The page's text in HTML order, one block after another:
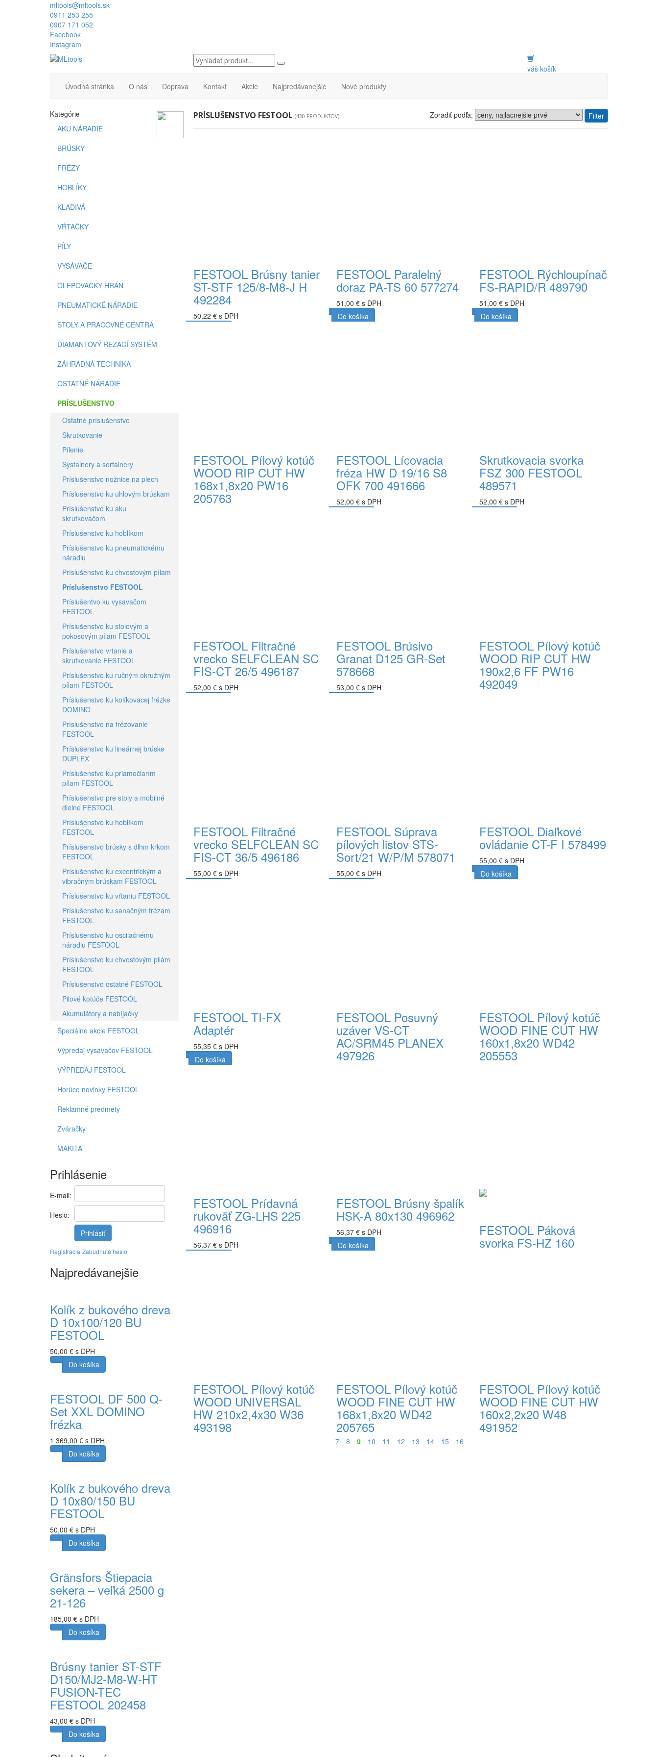
mltools@mltools.sk
0911 253 255
0907 171 052
Facebook
Instagram
váš košík
Úvodná stránka
O nás Doprava Kontakt Nové produkty
Najpredávanejšie
Akcie
Kategórie
AKU NÁRADIE
BRÚSKY
FRÉZY
HOBLÍKY
KLADIVÁ
VŔTAČKY
PÍLY
VYSÁVAČE
OLEPOVAČKY HRÁN
PNEUMATICKÉ NÁRADIE
STOLY A PRACOVNÉ CENTRÁ
DIAMANTOVÝ REZACÍ SYSTÉM
ZÁHRADNÁ TECHNIKA
OSTATNÉ NÁRADIE
PRÍSLUŠENSTVO
Ostatné príslušenstvo
Skrutkovanie
Pílenie
Systainery a sortainery
Príslušenstvo nožnice na plech
Príslušenstvo ku uhlovým brúskam
Príslušenstvo ku aku
skrutkovačom
Príslušenstvo ku hoblíkom
Príslušenstvo ku pneumatickému
náradiu
Príslušenstvo ku chvostovým pílam
Príslušenstvo FESTOOL
Príslušentvo ku vysavačom
FESTOOL
Príslušenstvo ku stolovým a
pokosovým pílam FESTOOL
Príslušenstvo vrtanie a
skrutkovanie FESTOOL
Príslušenstvo ku ručným okružným
pílam FESTOOL
Príslušenstvo ku kolíkovacej frézke
DOMINO
Príslušenstvo na frézovanie
FESTOOL
Príslušenstvo ku lineárnej brúske
DUPLEX
Príslušenstvo ku priamočiarím
pílam FESTOOL
Príslušenstvo pre stoly a mobilné
dielne FESTOOL
Príslušenstvo ku hoblíkom
FESTOOL
Príslušenstvo brúsky s dlhm krkom
FESTOOL
Príslušenstvo ku excentrickým a
vibračným brúskam FESTOOL
Príslušenstvo ku vŕtaniu FESTOOL
Príslušenstvo ku sanačným frézam
FESTOOL
Príslušenstvo ku oscilačnému
náradiu FESTOOL
Príslušenstvo ku chvostovým pilám
FESTOOL
Príslušenstvo ostatné FESTOOL
Pilové kotúče FESTOOL
Akumulátory a nabíjačky
Špeciálne akcie FESTOOL
Výpredaj vysavačov FESTOOL
VÝPREDAJ FESTOOL
Horúce novinky FESTOOL
Reklamné predmety
Zváračky
MAKITA
Prihlásenie
E-mail:
Heslo:
Prihlásiť
Registrácia Zabudnuté heslo
Najpredávanejšie
Kolík z bukového dreva
D 10x100/120 BU
FESTOOL
50,00 € s DPH
Do košíka
FESTOOL DF 500 Q-
Set XXL DOMINO
frézka
1 369,00 € s DPH
Do košíka
Kolík z bukového dreva
D 10x80/150 BU
FESTOOL
50,00 € s DPH
Do košíka
Gränsfors Štiepacia
sekera – veľká 2500 g
21-126
185,00 € s DPH
Do košíka
Brúsny tanier ST-STF
D150/MJ2-M8-W-HT
FUSION-TEC
FESTOOL 202458
43,00 € s DPH
Do košíka
PRÍSLUŠENSTVO FESTOOL (430 PRODUKTOV) Filter
Zoradiť podľa:
FESTOOL Brúsny tanier
ST-STF 125/8-M8-J H
492284
50,22 € s DPH
FESTOOL Paralelný
doraz PA-TS 60 577274
51,00 € s DPH
Do košíka
FESTOOL Rýchloupínač
FS-RAPID/R 489790
51,00 € s DPH
Do košíka
FESTOOL Pílový kotúč
WOOD RIP CUT HW
168x1,8x20 PW16
205763
FESTOOL Lícovacia
fréza HW D 19/16 S8
OFK 700 491666
52,00 € s DPH
Skrutkovacia svorka
FSZ 300 FESTOOL
489571
52,00 € s DPH
FESTOOL Filtračné
vrecko SELFCLEAN SC
FIS-CT 26/5 496187
52,00 € s DPH
FESTOOL Brúsivo
Granat D125 GR-Set
578668
53,00 € s DPH
FESTOOL Pílový kotúč
WOOD RIP CUT HW
190x2,6 FF PW16
492049
FESTOOL Filtračné
vrecko SELFCLEAN SC
FIS-CT 36/5 496186
55,00 € s DPH
FESTOOL Súprava
pílových listov STS-
Sort/21 W/P/M 578071
55,00 € s DPH
FESTOOL Diaľkové
ovládanie CT-F I 578499
55,00 € s DPH
Do košíka
FESTOOL TI-FX
Adaptér
55,35 € s DPH
Do košíka
FESTOOL Posuvný
uzáver VS-CT
AC/SRM45 PLANEX
497926
FESTOOL Pílový kotúč
WOOD FINE CUT HW
160x1,8x20 WD42
205553
FESTOOL Prídavná
rukoväť ZG-LHS 225
496916
56,37 € s DPH
FESTOOL Brúsny špalík
HSK-A 80x130 496962
56,37 € s DPH
Do košíka
FESTOOL Páková
svorka FS-HZ 160
FESTOOL Pílový kotúč
WOOD UNIVERSAL
HW 210x2,4x30 W36
493198
FESTOOL Pílový kotúč
WOOD FINE CUT HW
168x1,8x20 WD42
205765
57,00 € s DPH
FESTOOL Pílový kotúč
WOOD FINE CUT HW
160x2,2x20 W48
491952
7 8 9 10 11 12 13 14 15 16